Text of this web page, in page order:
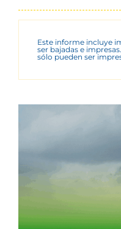
Este informe incluye
ser bajadas e
sólo pueden ser